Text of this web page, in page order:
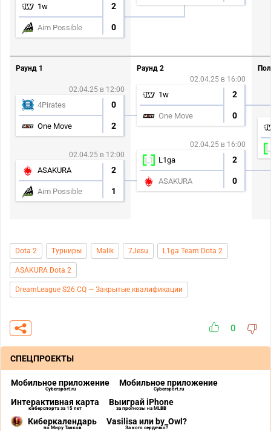
1w 2
Aim Possible 0
Раунд 1
02.04.25 в 12:00
4Pirates 0
One Move 2
02.04.25 в 12:00
ASAKURA 2
Aim Possible 1
Раунд 2
02.04.25 в 16:00
1w 2
One Move 0
02.04.25 в 16:00
L1ga 2
ASAKURA 0
Dota 2 Турниры Malik 7Jesu L1ga Team Dota 2
ASAKURA Dota 2
DreamLeague S26 CQ — Закрытые квалификации
0
СПЕЦПРОЕКТЫ
Мобильное приложение
Cybersport.ru
Мобильное приложение
Cybersport.ru
Интерактивная карта
киберспорта за 15 лет
Выиграй iPhone
за прогнозы на MLBB
Киберкалендарь
по Миру Танков
Vasilisa или by_Owl?
За кого сердечко?